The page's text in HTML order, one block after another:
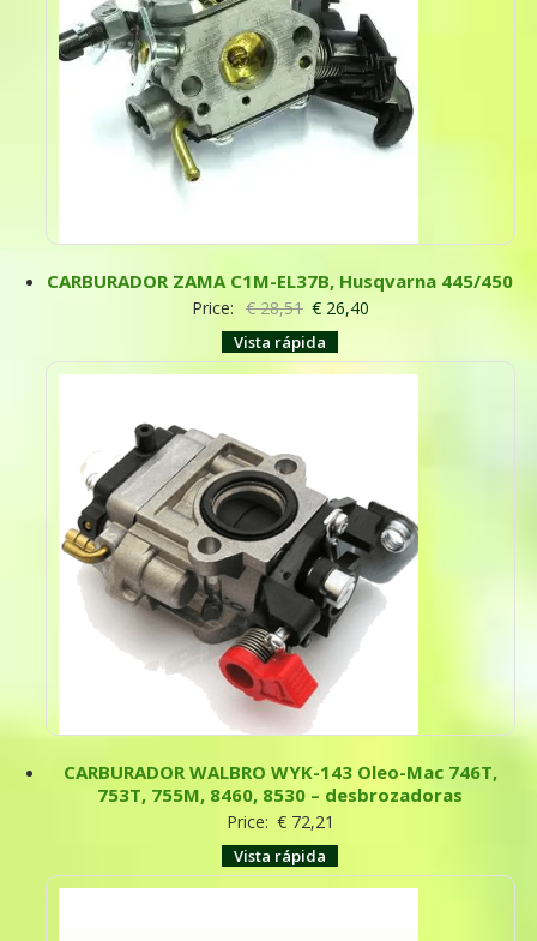
CARBURADOR ZAMA C1M-EL37B, Husqvarna 445/450
Price: €28,51 €26,40
Vista rápida
CARBURADOR WALBRO WYK-143 Oleo-Mac 746T,
753T, 755M, 8460, 8530 – desbrozadoras
Price: €72,21
Vista rápida